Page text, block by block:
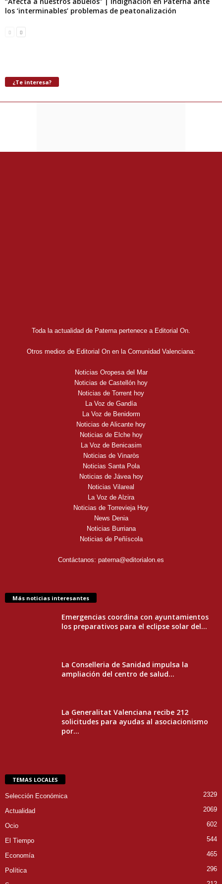
los ‘interminables’ problemas de peatonalización
¿Te interesa?
Toda la actualidad de Paterna pertenece a Editorial On.
Otros medios de Editorial On en la Comunidad Valenciana:
Noticias Oropesa del Mar
Noticias de Castellón hoy
Noticias de Torrent hoy
La Voz de Gandía
La Voz de Benidorm
Noticias de Alicante hoy
Noticias de Elche hoy
La Voz de Benicasim
Noticias de Vinaròs
Noticias Santa Pola
Noticias de Jávea hoy
Noticias Vilareal
La Voz de Alzira
Noticias de Torrevieja Hoy
News Denia
Noticias Burriana
Noticias de Peñíscola
Contáctanos: paterna@editorialon.es
Más noticias interesantes
Emergencias coordina con ayuntamientos
los preparativos para el eclipse solar del...
La Conselleria de Sanidad impulsa la
ampliación del centro de salud...
La Generalitat Valenciana recibe 212
solicitudes para ayudas al asociacionismo
por...
TEMAS LOCALES
Selección Económica 2329
Actualidad 2069
Ocio 602
El Tiempo 544
Economía 465
Política 296